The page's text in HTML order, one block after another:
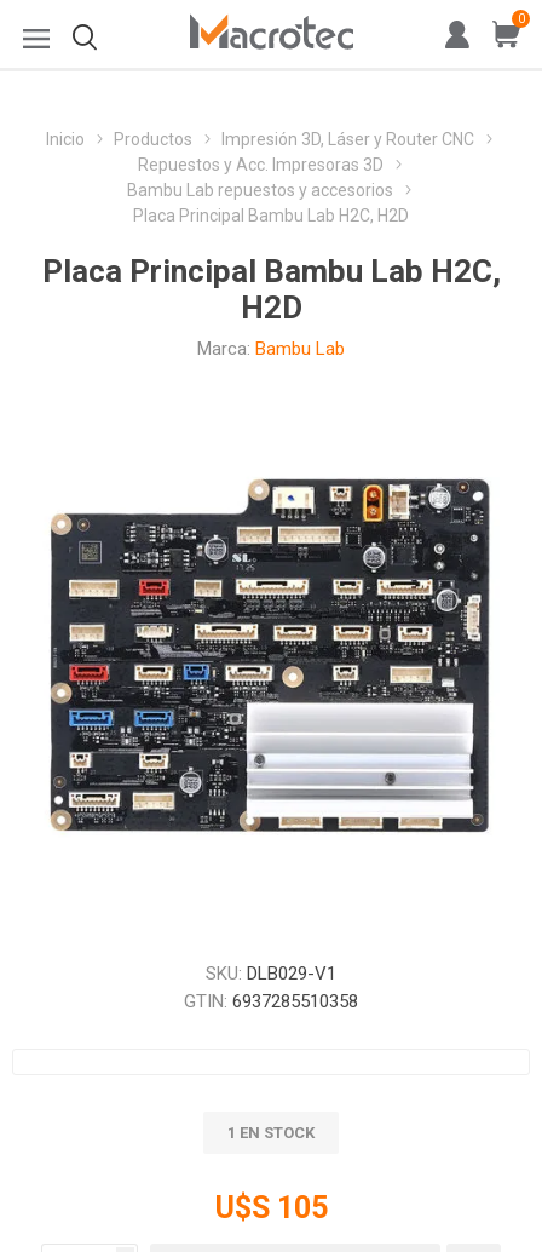
0
Inicio Productos
Impresión 3D, Láser y Router CNC
Repuestos y Acc. Impresoras 3D
Bambu Lab repuestos y accesorios
Placa Principal Bambu Lab H2C, H2D
Placa Principal Bambu Lab H2C,
H2D
Marca: Bambu Lab
SKU: DLB029-V1
GTIN: 6937285510358
1 EN STOCK
U$S 105